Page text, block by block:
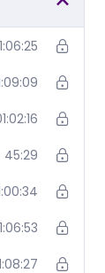
die oorlog,
en
over
45:29